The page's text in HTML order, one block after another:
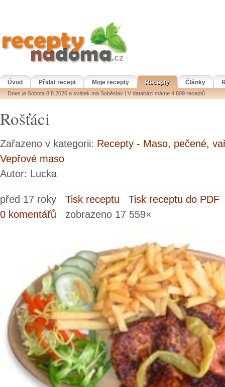
Úvod Přidat recept Moje recepty Recepty Články
Dnes je Sobota 8.8.2026 a svátek má Soběslav | V databázi máme 4 809 receptů
Rošťáci
Zařazeno v kategorii: Recepty - Maso, pečené,
Vepřové maso
Autor: Lucka
před 17 roky Tisk receptu
Tisk receptu do PDF
0 komentářů zobrazeno 17 559×